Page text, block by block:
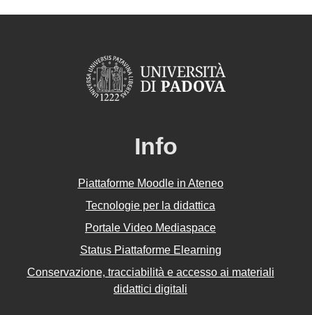
Info
Piattaforme Moodle in Ateneo
Tecnologie per la didattica
Portale Video Mediaspace
Status Piattaforme Elearning
Conservazione, tracciabilità e accesso ai materiali
didattici digitali